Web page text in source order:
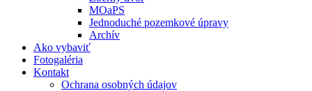
MOaPS
Jednoduché pozemkové úpravy
Archív
Ako vybaviť
Fotogaléria
Kontakt
Ochrana osobných údajov